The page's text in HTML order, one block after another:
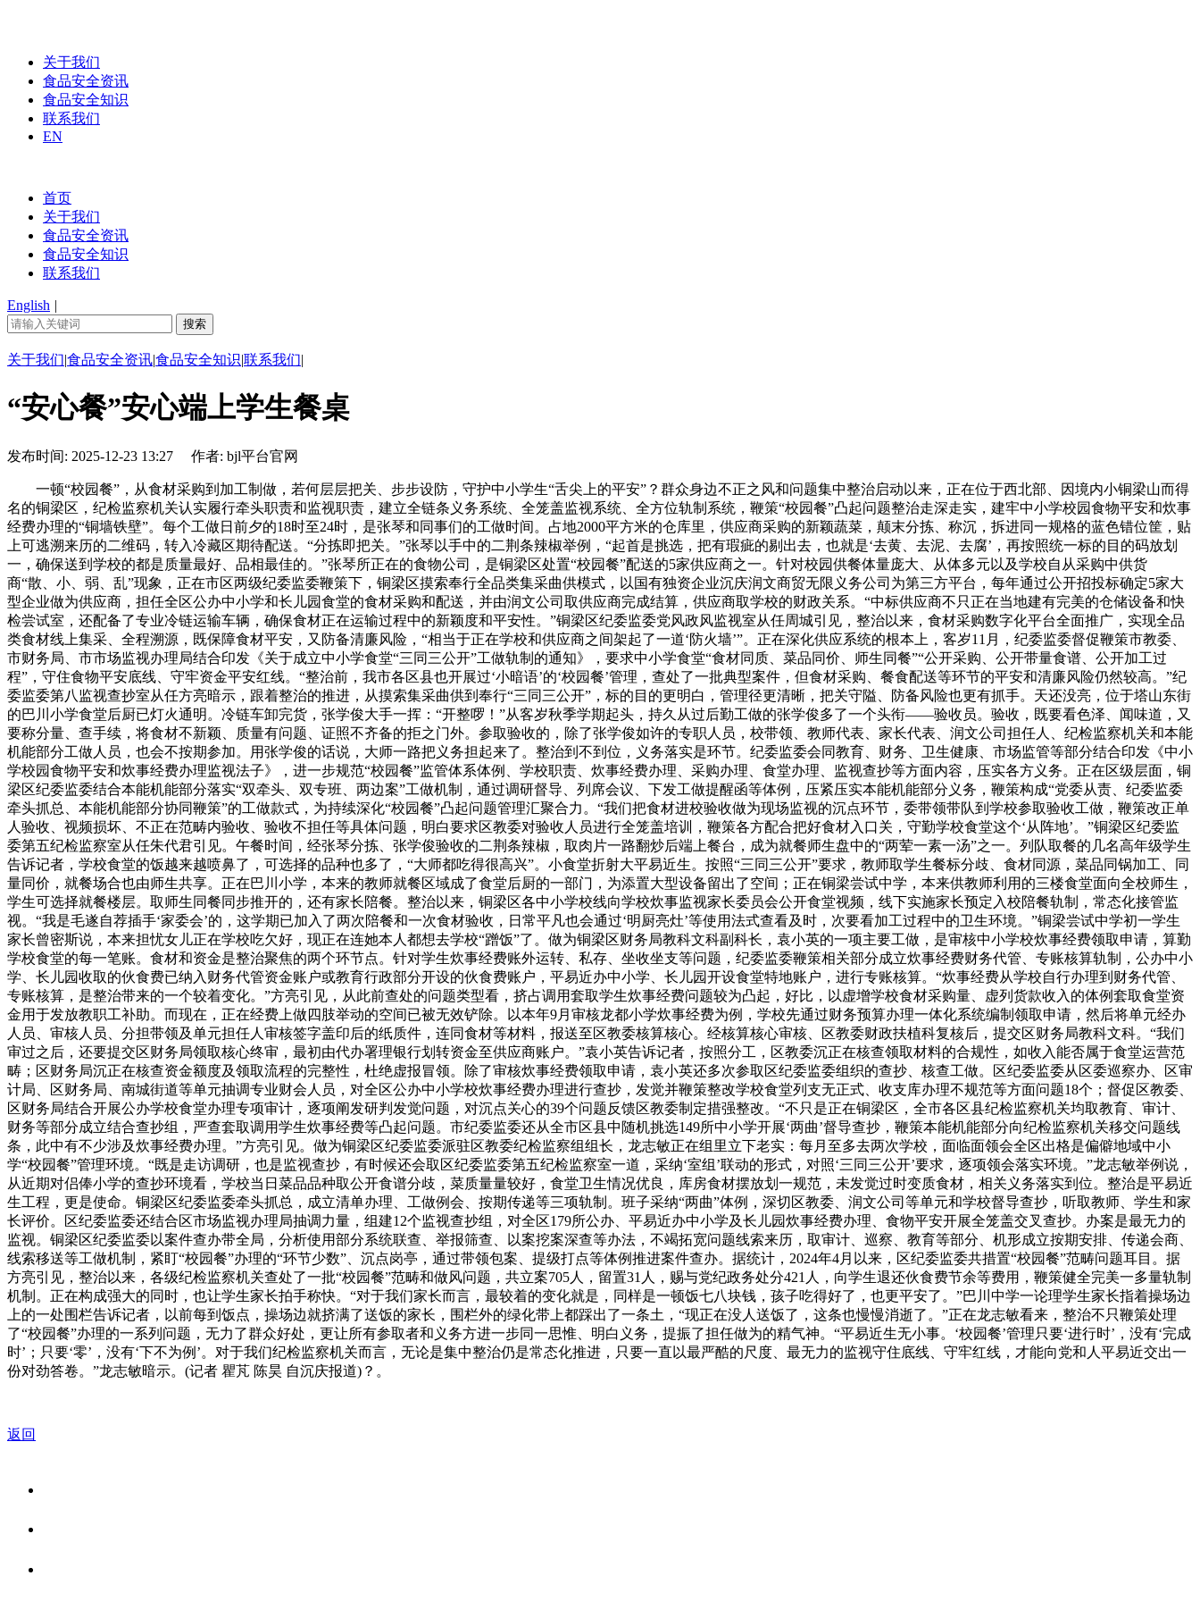
关于我们
食品安全资讯
食品安全知识
联系我们
EN
首页
关于我们
食品安全资讯
食品安全知识
联系我们
English |
关于我们|食品安全资讯|食品安全知识|联系我们|
“安心餐”安心端上学生餐桌
发布时间: 2025-12-23 13:27 作者: bjl平台官网
一顿“校园餐”，从食材采购到加工制做，若何层层把关、步步设防，守护中小学生“舌尖上的平安”？群众身边不正之风和问题集中整治启动以来，正在位于西北部、因境内小铜梁山而得
名的铜梁区，纪检监察机关认实履行牵头职责和监视职责，建立全链条义务系统、全笼盖监视系统、全方位轨制系统，鞭策“校园餐”凸起问题整治走深走实，建牢中小学校园食物平安和炊事
经费办理的“铜墙铁壁”。每个工做日前夕的18时至24时，是张琴和同事们的工做时间。占地2000平方米的仓库里，供应商采购的新颖蔬菜，颠末分拣、称沉，拆进同一规格的蓝色错位筐，贴
上可逃溯来历的二维码，转入冷藏区期待配送。“分拣即把关。”张琴以手中的二荆条辣椒举例，“起首是挑选，把有瑕疵的剔出去，也就是‘去黄、去泥、去腐’，再按照统一标的目的码放划
一，确保送到学校的都是质量最好、品相最佳的。”张琴所正在的食物公司，是铜梁区处置“校园餐”配送的5家供应商之一。针对校园供餐体量庞大、从体多元以及学校自从采购中供货
商“散、小、弱、乱”现象，正在市区两级纪委监委鞭策下，铜梁区摸索奉行全品类集采曲供模式，以国有独资企业沉庆润文商贸无限义务公司为第三方平台，每年通过公开招投标确定5家大
型企业做为供应商，担任全区公办中小学和长儿园食堂的食材采购和配送，并由润文公司取供应商完成结算，供应商取学校的财政关系。“中标供应商不只正在当地建有完美的仓储设备和快
检尝试室，还配备了专业冷链运输车辆，确保食材正在运输过程中的新颖度和平安性。”铜梁区纪委监委党风政风监视室从任周城引见，整治以来，食材采购数字化平台全面推广，实现全品
类食材线上集采、全程溯源，既保障食材平安，又防备清廉风险，“相当于正在学校和供应商之间架起了一道‘防火墙’”。正在深化供应系统的根本上，客岁11月，纪委监委督促鞭策市教委、
市财务局、市市场监视办理局结合印发《关于成立中小学食堂“三同三公开”工做轨制的通知》，要求中小学食堂“食材同质、菜品同价、师生同餐”“公开采购、公开带量食谱、公开加工过
程”，守住食物平安底线、守牢资金平安红线。“整治前，我市各区县也开展过‘小暗语’的‘校园餐’管理，查处了一批典型案件，但食材采购、餐食配送等环节的平安和清廉风险仍然较高。”纪
委监委第八监视查抄室从任方亮暗示，跟着整治的推进，从摸索集采曲供到奉行“三同三公开”，标的目的更明白，管理径更清晰，把关守隘、防备风险也更有抓手。天还没亮，位于塔山东街
的巴川小学食堂后厨已灯火通明。冷链车卸完货，张学俊大手一挥：“开整啰！”从客岁秋季学期起头，持久从过后勤工做的张学俊多了一个头衔——验收员。验收，既要看色泽、闻味道，又
要称分量、查手续，将食材不新颖、质量有问题、证照不齐备的拒之门外。参取验收的，除了张学俊如许的专职人员，校带领、教师代表、家长代表、润文公司担任人、纪检监察机关和本能
机能部分工做人员，也会不按期参加。用张学俊的话说，大师一路把义务担起来了。整治到不到位，义务落实是环节。纪委监委会同教育、财务、卫生健康、市场监管等部分结合印发《中小
学校园食物平安和炊事经费办理监视法子》，进一步规范“校园餐”监管体系体例、学校职责、炊事经费办理、采购办理、食堂办理、监视查抄等方面内容，压实各方义务。正在区级层面，铜
梁区纪委监委结合本能机能部分落实“双牵头、双专班、两边案”工做机制，通过调研督导、列席会议、下发工做提醒函等体例，压紧压实本能机能部分义务，鞭策构成“党委从责、纪委监委
牵头抓总、本能机能部分协同鞭策”的工做款式，为持续深化“校园餐”凸起问题管理汇聚合力。“我们把食材进校验收做为现场监视的沉点环节，委带领带队到学校参取验收工做，鞭策改正单
人验收、视频损坏、不正在范畴内验收、验收不担任等具体问题，明白要求区教委对验收人员进行全笼盖培训，鞭策各方配合把好食材入口关，守勤学校食堂这个‘从阵地’。”铜梁区纪委监
委第五纪检监察室从任朱代君引见。午餐时间，经张琴分拣、张学俊验收的二荆条辣椒，取肉片一路翻炒后端上餐台，成为就餐师生盘中的“两荤一素一汤”之一。列队取餐的几名高年级学生
告诉记者，学校食堂的饭越来越喷鼻了，可选择的品种也多了，“大师都吃得很高兴”。小食堂折射大平易近生。按照“三同三公开”要求，教师取学生餐标分歧、食材同源，菜品同锅加工、同
量同价，就餐场合也由师生共享。正在巴川小学，本来的教师就餐区域成了食堂后厨的一部门，为添置大型设备留出了空间；正在铜梁尝试中学，本来供教师利用的三楼食堂面向全校师生，
学生可选择就餐楼层。取师生同餐同步推开的，还有家长陪餐。整治以来，铜梁区各中小学校线向学校炊事监视家长委员会公开食堂视频，线下实施家长预定入校陪餐轨制，常态化接管监
视。“我是毛遂自荐插手‘家委会’的，这学期已加入了两次陪餐和一次食材验收，日常平凡也会通过‘明厨亮灶’等使用法式查看及时，次要看加工过程中的卫生环境。”铜梁尝试中学初一学生
家长曾密斯说，本来担忧女儿正在学校吃欠好，现正在连她本人都想去学校“蹭饭”了。做为铜梁区财务局教科文科副科长，袁小英的一项主要工做，是审核中小学校炊事经费领取申请，算勤
学校食堂的每一笔账。食材和资金是整治聚焦的两个环节点。针对学生炊事经费账外运转、私存、坐收坐支等问题，纪委监委鞭策相关部分成立炊事经费财务代管、专账核算轨制，公办中小
学、长儿园收取的伙食费已纳入财务代管资金账户或教育行政部分开设的伙食费账户，平易近办中小学、长儿园开设食堂特地账户，进行专账核算。“炊事经费从学校自行办理到财务代管、
专账核算，是整治带来的一个较着变化。”方亮引见，从此前查处的问题类型看，挤占调用套取学生炊事经费问题较为凸起，好比，以虚增学校食材采购量、虚列货款收入的体例套取食堂资
金用于发放教职工补助。而现在，正在经费上做四肢举动的空间已被无效铲除。以本年9月审核龙都小学炊事经费为例，学校先通过财务预算办理一体化系统编制领取申请，然后将单元经办
人员、审核人员、分担带领及单元担任人审核签字盖印后的纸质件，连同食材等材料，报送至区教委核算核心。经核算核心审核、区教委财政扶植科复核后，提交区财务局教科文科。“我们
审过之后，还要提交区财务局领取核心终审，最初由代办署理银行划转资金至供应商账户。”袁小英告诉记者，按照分工，区教委沉正在核查领取材料的合规性，如收入能否属于食堂运营范
畴；区财务局沉正在核查资金额度及领取流程的完整性，杜绝虚报冒领。除了审核炊事经费领取申请，袁小英还多次参取区纪委监委组织的查抄、核查工做。区纪委监委从区委巡察办、区审
计局、区财务局、南城街道等单元抽调专业财会人员，对全区公办中小学校炊事经费办理进行查抄，发觉并鞭策整改学校食堂列支无正式、收支库办理不规范等方面问题18个；督促区教委、
区财务局结合开展公办学校食堂办理专项审计，逐项阐发研判发觉问题，对沉点关心的39个问题反馈区教委制定措强整改。“不只是正在铜梁区，全市各区县纪检监察机关均取教育、审计、
财务等部分成立结合查抄组，严查套取调用学生炊事经费等凸起问题。市纪委监委还从全市区县中随机挑选149所中小学开展‘两曲’督导查抄，鞭策本能机能部分向纪检监察机关移交问题线
条，此中有不少涉及炊事经费办理。”方亮引见。做为铜梁区纪委监委派驻区教委纪检监察组组长，龙志敏正在组里立下老实：每月至多去两次学校，面临面领会全区出格是偏僻地域中小
学“校园餐”管理环境。“既是走访调研，也是监视查抄，有时候还会取区纪委监委第五纪检监察室一道，采纳‘室组’联动的形式，对照‘三同三公开’要求，逐项领会落实环境。”龙志敏举例说，
从近期对侣俸小学的查抄环境看，学校当日菜品品种取公开食谱分歧，菜质量量较好，食堂卫生情况优良，库房食材摆放划一规范，未发觉过时变质食材，相关义务落实到位。整治是平易近
生工程，更是使命。铜梁区纪委监委牵头抓总，成立清单办理、工做例会、按期传递等三项轨制。班子采纳“两曲”体例，深切区教委、润文公司等单元和学校督导查抄，听取教师、学生和家
长评价。区纪委监委还结合区市场监视办理局抽调力量，组建12个监视查抄组，对全区179所公办、平易近办中小学及长儿园炊事经费办理、食物平安开展全笼盖交叉查抄。办案是最无力的
监视。铜梁区纪委监委以案件查办带全局，分析使用部分系统联查、举报筛查、以案挖案深查等办法，不竭拓宽问题线索来历，取审计、巡察、教育等部分、机形成立按期安排、传递会商、
线索移送等工做机制，紧盯“校园餐”办理的“环节少数”、沉点岗亭，通过带领包案、提级打点等体例推进案件查办。据统计，2024年4月以来，区纪委监委共措置“校园餐”范畴问题耳目。据
方亮引见，整治以来，各级纪检监察机关查处了一批“校园餐”范畴和做风问题，共立案705人，留置31人，赐与党纪政务处分421人，向学生退还伙食费节余等费用，鞭策健全完美一多量轨制
机制。正在构成强大的同时，也让学生家长拍手称快。“对于我们家长而言，最较着的变化就是，同样是一顿饭七八块钱，孩子吃得好了，也更平安了。”巴川中学一论理学生家长指着操场边
上的一处围栏告诉记者，以前每到饭点，操场边就挤满了送饭的家长，围栏外的绿化带上都踩出了一条土，“现正在没人送饭了，这条也慢慢消逝了。”正在龙志敏看来，整治不只鞭策处理
了“校园餐”办理的一系列问题，无力了群众好处，更让所有参取者和义务方进一步同一思惟、明白义务，提振了担任做为的精气神。“平易近生无小事。‘校园餐’管理只要‘进行时’，没有‘完成
时’；只要‘零’，没有‘下不为例’。对于我们纪检监察机关而言，无论是集中整治仍是常态化推进，只要一直以最严酷的尺度、最无力的监视守住底线、守牢红线，才能向党和人平易近交出一
份对劲答卷。”龙志敏暗示。(记者 瞿芃 陈昊 自沉庆报道)？。
返回